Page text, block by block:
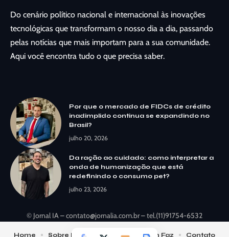
Do cenário político nacional e internacional às inovações
tecnológicas que transformam o nosso dia a dia, passando
pelas notícias que mais importam para a sua comunidade.
Aqui você encontra tudo o que precisa saber.
Por que o mercado de FIDCs de crédito
inadimplido continua se expandindo no
Brasil?
julho 20, 2026
Da ração ao cuidado: como interpretar a
onda de humanização que está
redefinindo o consumo pet?
julho 23, 2026
© Jornal IA –contato@jornalia.com.br– tel.(11)91754-6532
Home Sobre Nós Notícias Quem Faz Contato